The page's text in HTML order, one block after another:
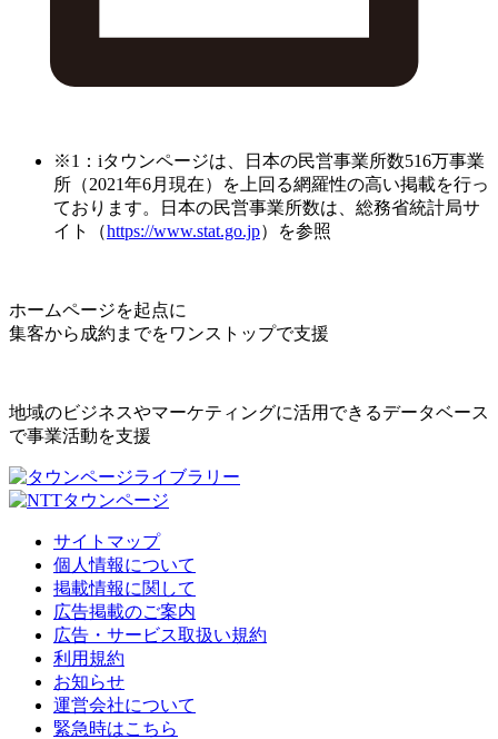
※1：iタウンページは、日本の民営事業所数516万事業
所（2021年6月現在）を上回る網羅性の高い掲載を行っ
ております。日本の民営事業所数は、総務省統計局サ
イト（https://www.stat.go.jp）を参照
ホームページを起点に
集客から成約までをワンストップで支援
地域のビジネスやマーケティングに活用できるデータベース
で事業活動を支援
サイトマップ
個人情報について
掲載情報に関して
広告掲載のご案内
広告・サービス取扱い規約
利用規約
お知らせ
運営会社について
緊急時はこちら